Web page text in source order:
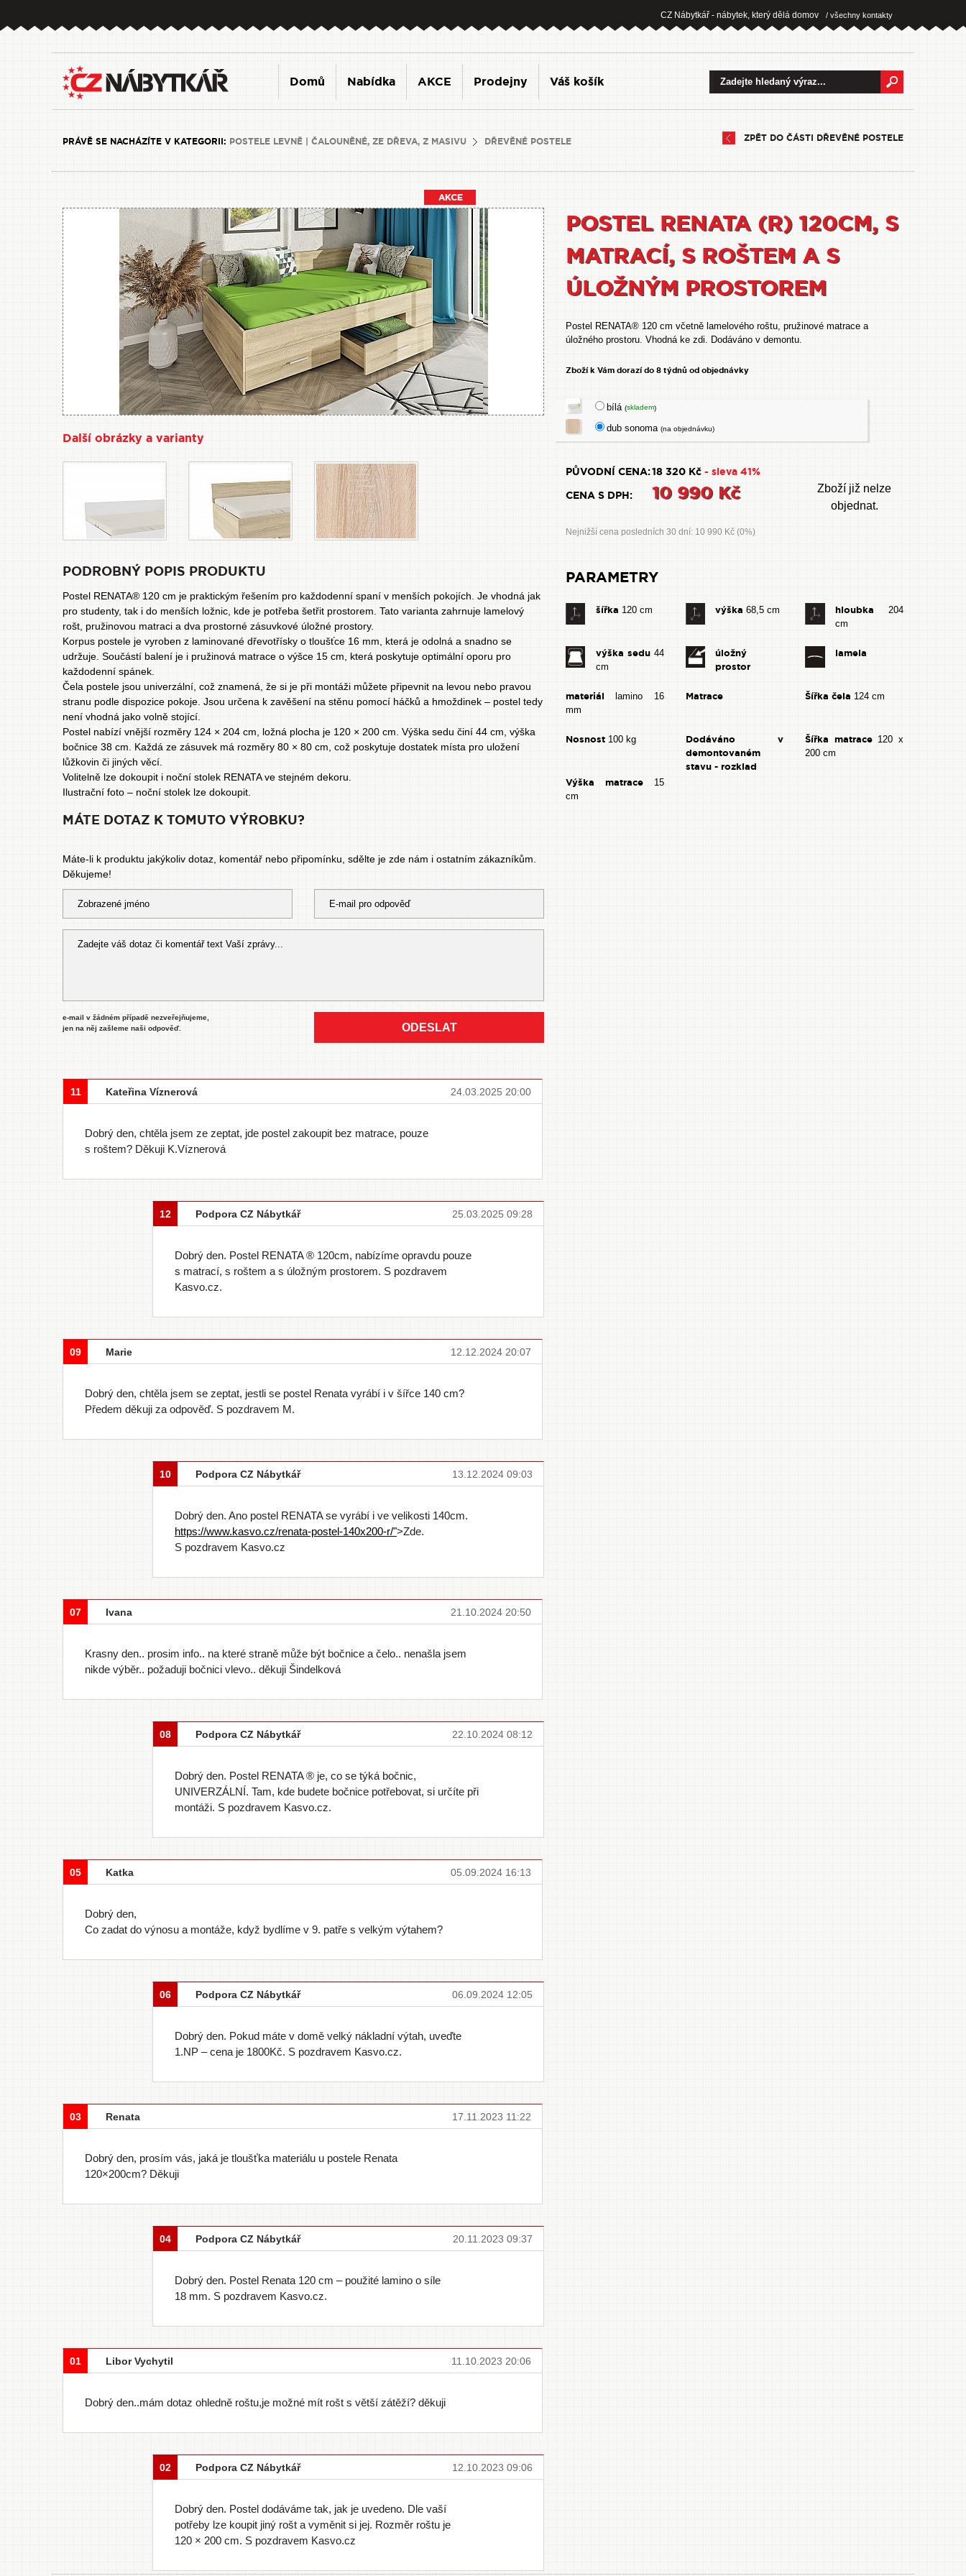
/ všechny kontakty
CZ Nábytkář - nábytek, který dělá domov
Domů Nabídka AKCE Prodejny Váš košík
PRÁVĚ SE NACHÁZÍTE V KATEGORII: POSTELE LEVNĚ | ČALOUNĚNÉ, ZE DŘEVA, Z MASIVU DŘEVĚNÉ POSTELE ZPĚT DO ČÁSTI DŘEVĚNÉ POSTELE
POSTEL RENATA (R) 120CM, S
MATRACÍ, S ROŠTEM A S
ÚLOŽNÝM PROSTOREM
Postel RENATA® 120 cm včetně lamelového roštu, pružinové matrace a
úložného prostoru. Vhodná ke zdi. Dodáváno v demontu.
Zboží k Vám dorazí do 8 týdnů od objednávky
bílá(skladem)
dub sonoma(na objednávku)
PŮVODNÍ CENA:18 320 Kč - sleva 41%
CENA S DPH:
10 990 Kč
Zboží již nelze
objednat.
Nejnižší cena posledních 30 dní: 10 990 Kč (0%)
PARAMETRY
šířka 120 cm výška 68,5 cm hloubka 204
cm
výška sedu44
cm
úložný
prostor
lamela
materiál lamino 16
mm
Matrace Šířka čela 124 cm
Nosnost 100 kg
Dodáváno v
demontovaném
stavu - rozklad
Šířka matrace120 x
200 cm
Výška matrace15
cm
Další obrázky a varianty
PODROBNÝ POPIS PRODUKTU
Postel RENATA® 120 cm je praktickým řešením pro každodenní spaní v menších pokojích. Je vhodná jak
pro studenty, tak i do menších ložnic, kde je potřeba šetřit prostorem. Tato varianta zahrnuje lamelový
rošt, pružinovou matraci a dva prostorné zásuvkové úložné prostory.
Korpus postele je vyroben z laminované dřevotřísky o tloušťce 16 mm, která je odolná a snadno se
udržuje. Součástí balení je i pružinová matrace o výšce 15 cm, která poskytuje optimální oporu pro
každodenní spánek.
Čela postele jsou univerzální, což znamená, že si je při montáži můžete připevnit na levou nebo pravou
stranu podle dispozice pokoje. Jsou určena k zavěšení na stěnu pomocí háčků a hmoždinek – postel tedy
není vhodná jako volně stojící.
Postel nabízí vnější rozměry 124 × 204 cm, ložná plocha je 120 × 200 cm. Výška sedu činí 44 cm, výška
bočnice 38 cm. Každá ze zásuvek má rozměry 80 × 80 cm, což poskytuje dostatek místa pro uložení
lůžkovin či jiných věcí.
Volitelně lze dokoupit i noční stolek RENATA ve stejném dekoru.
Ilustrační foto – noční stolek lze dokoupit.
MÁTE DOTAZ K TOMUTO VÝROBKU?
Máte-li k produktu jakýkoliv dotaz, komentář nebo připomínku, sdělte je zde nám i ostatním zákazníkům.
Děkujeme!
e-mail v žádném případě nezveřejňujeme,
jen na něj zašleme naši odpověď.
ODESLAT
11 Kateřina Víznerová 24.03.2025 20:00
Dobrý den, chtěla jsem ze zeptat, jde postel zakoupit bez matrace, pouze
s roštem? Děkuji K.Víznerová
12 Podpora CZ Nábytkář 25.03.2025 09:28
Dobrý den. Postel RENATA ® 120cm, nabízíme opravdu pouze
s matrací, s roštem a s úložným prostorem. S pozdravem
Kasvo.cz.
09 Marie 12.12.2024 20:07
Dobrý den, chtěla jsem se zeptat, jestli se postel Renata vyrábí i v šířce 140 cm?
Předem děkuji za odpověď. S pozdravem M.
10 Podpora CZ Nábytkář 13.12.2024 09:03
Dobrý den. Ano postel RENATA se vyrábí i ve velikosti 140cm.
https://www.kasvo.cz/renata-postel-140x200-r/">Zde.
S pozdravem Kasvo.cz
07 Ivana 21.10.2024 20:50
Krasny den.. prosim info.. na které straně může být bočnice a čelo.. nenašla jsem
nikde výběr.. požaduji bočnici vlevo.. děkuji Šindelková
08 Podpora CZ Nábytkář 22.10.2024 08:12
Dobrý den. Postel RENATA ® je, co se týká bočnic,
UNIVERZÁLNÍ. Tam, kde budete bočnice potřebovat, si určíte při
montáži. S pozdravem Kasvo.cz.
05 Katka 05.09.2024 16:13
Dobrý den,
Co zadat do výnosu a montáže, když bydlíme v 9. patře s velkým výtahem?
06 Podpora CZ Nábytkář 06.09.2024 12:05
Dobrý den. Pokud máte v domě velký nákladní výtah, uveďte
1.NP – cena je 1800Kč. S pozdravem Kasvo.cz.
03 Renata 17.11.2023 11:22
Dobrý den, prosím vás, jaká je tloušťka materiálu u postele Renata
120×200cm? Děkuji
04 Podpora CZ Nábytkář 20.11.2023 09:37
Dobrý den. Postel Renata 120 cm – použité lamino o síle
18 mm. S pozdravem Kasvo.cz.
01 Libor Vychytil 11.10.2023 20:06
Dobrý den..mám dotaz ohledně roštu,je možné mít rošt s větší zátěží? děkuji
02 Podpora CZ Nábytkář 12.10.2023 09:06
Dobrý den. Postel dodáváme tak, jak je uvedeno. Dle vaší
potřeby lze koupit jiný rošt a vyměnit si jej. Rozměr roštu je
120 × 200 cm. S pozdravem Kasvo.cz